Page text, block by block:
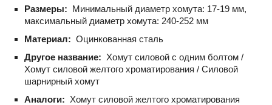
Размеры: Минимальный диаметр хомута: 17-19 мм,
максимальный диаметр хомута: 240-252 мм
Материал: Оцинкованная сталь
Другое название: Хомут силовой с одним болтом /
Хомут силовой желтого хроматирования / Силовой
шарнирный хомут
Аналоги: Хомут силовой желтого хроматирования